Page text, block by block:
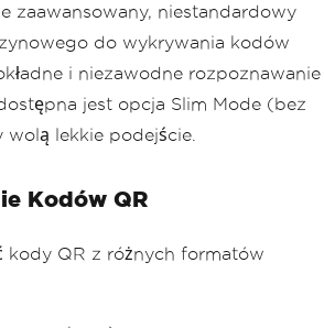
zaawansowany, niestandardowy
do wykrywania kodów
i niezawodne rozpoznawanie
jest opcja Slim Mode (bez
lekkie podejście.
Kodów QR
kody QR z różnych formatów